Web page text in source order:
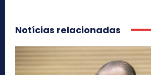
Notícias relacionadas